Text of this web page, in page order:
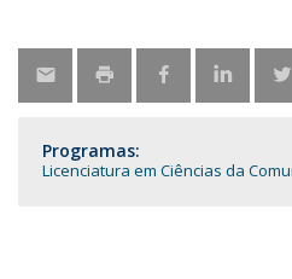
Programas:
Licenciatura em Ciências da